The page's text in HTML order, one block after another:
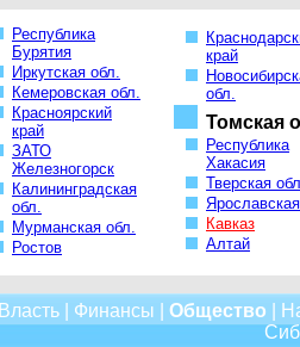
Республика
Бурятия
Иркутская обл.
Кемеровская обл.
Красноярский
край
ЗАТО
Железногорск
Калининградская
обл.
Мурманская обл.
Ростов
край
обл.
Томская
Республика
Хакасия
Тверская
Кавказ
Алтай
Власть| Финансы Общество